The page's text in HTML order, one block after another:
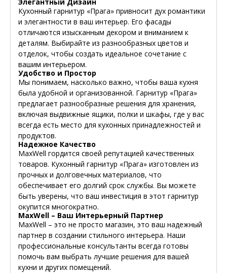
Элегантный Дизайн
Кухонный гарнитур «Прага» привносит дух романтики
и элегантности в ваш интерьер. Его фасады
отличаются изысканным декором и вниманием к
деталям. Выбирайте из разнообразных цветов и
отделок, чтобы создать идеальное сочетание с
вашим интерьером.
Удобство и Простор
Мы понимаем, насколько важно, чтобы ваша кухня
была удобной и организованной. Гарнитур «Прага»
предлагает разнообразные решения для хранения,
включая выдвижные ящики, полки и шкафы, где у вас
всегда есть место для кухонных принадлежностей и
продуктов.
Надежное Качество
MaxWell гордится своей репутацией качественных
товаров. Кухонный гарнитур «Прага» изготовлен из
прочных и долговечных материалов, что
обеспечивает его долгий срок службы. Вы можете
быть уверены, что ваш инвестиция в этот гарнитур
окупится многократно.
MaxWell – Ваш Интерьерный Партнер
MaxWell – это не просто магазин, это ваш надежный
партнер в создании стильного интерьера. Наши
профессиональные консультанты всегда готовы
помочь вам выбрать лучшие решения для вашей
кухни и других помещений.